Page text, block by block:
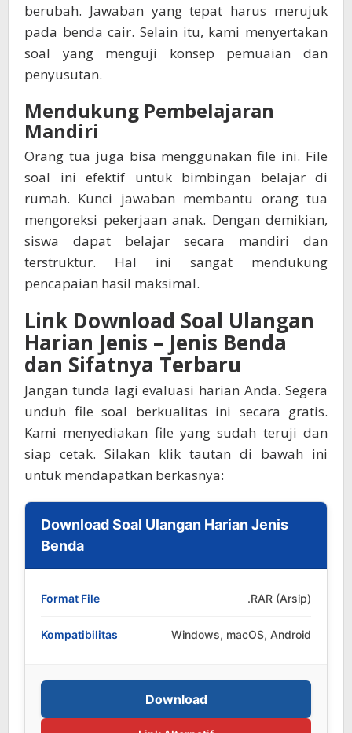
berubah. Jawaban yang tepat harus merujuk
pada benda cair. Selain itu, kami menyertakan
soal yang menguji konsep pemuaian dan
penyusutan.
Mendukung Pembelajaran
Mandiri
Orang tua juga bisa menggunakan file ini. File
soal ini efektif untuk bimbingan belajar di
rumah. Kunci jawaban membantu orang tua
mengoreksi pekerjaan anak. Dengan demikian,
siswa dapat belajar secara mandiri dan
terstruktur. Hal ini sangat mendukung
pencapaian hasil maksimal.
Link Download Soal Ulangan
Harian Jenis – Jenis Benda
dan Sifatnya Terbaru
Jangan tunda lagi evaluasi harian Anda. Segera
unduh file soal berkualitas ini secara gratis.
Kami menyediakan file yang sudah teruji dan
siap cetak. Silakan klik tautan di bawah ini
untuk mendapatkan berkasnya:
Download Soal Ulangan Harian Jenis
Benda
Format File .RAR (Arsip)
Kompatibilitas Windows, macOS, Android
Download